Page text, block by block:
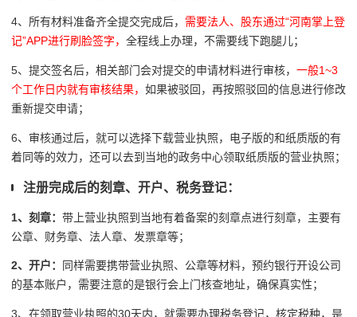
4、所有材料准备齐全提交完成后， 需要法人、股东通过“河南掌上登
记”APP进行刷脸签字， 全程线上办理，不需要线下跑腿儿；
5、提交签名后，相关部门会对提交的申请材料进行审核， 一般1~3
个工作日内就有审核结果， 如果被驳回，再按照驳回的信息进行修改
重新提交申请；
6、审核通过后，就可以选择下载营业执照，电子版的和纸质版的有
着同等的效力，还可以去到当地的政务中心领取纸质版的营业执照；
注册完成后的刻章、开户、税务登记：
1、刻章： 带上营业执照到当地有着备案的刻章点进行刻章，主要有
公章、财务章、法人章、发票章等；
2、开户：
同样需要携带营业执照、公章等材料，预约银行开设公司
的基本账户，需要注意的是银行会上门核查地址，确保真实性；
3、在领取营业执照的30天内，就需要办理税务登记，核定税种，是